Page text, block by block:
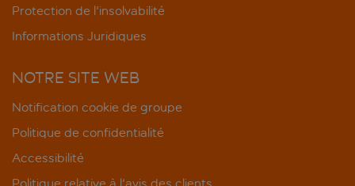
Protection de l'insolvabilité
Informations Juridiques
NOTRE SITE WEB
Notification cookie de groupe
Politique de confidentialité
Accessibilité
Politique relative à l'avis des clients